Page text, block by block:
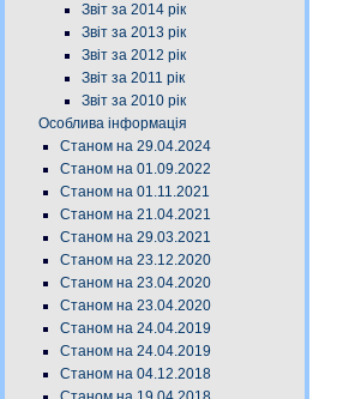
Звіт за 2014 рік
Звіт за 2013 рік
Звіт за 2012 рік
Звіт за 2011 рік
Звіт за 2010 рік
Особлива інформація
Станом на 29.04.2024
Станом на 01.09.2022
Станом на 01.11.2021
Станом на 21.04.2021
Станом на 29.03.2021
Станом на 23.12.2020
Станом на 23.04.2020
Станом на 23.04.2020
Станом на 24.04.2019
Станом на 24.04.2019
Станом на 04.12.2018